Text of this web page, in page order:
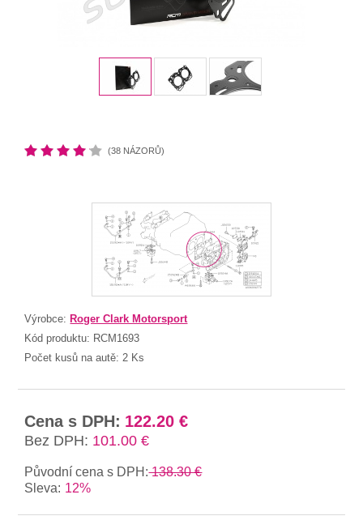
(38 NÁZORŮ)
Výrobce: Roger Clark Motorsport
Kód produktu: RCM1693
Počet kusů na autě:2 Ks
Cena s DPH: 122.20 €
Bez DPH: 101.00 €
Původní cena s DPH:138.30 €
Sleva: 12%